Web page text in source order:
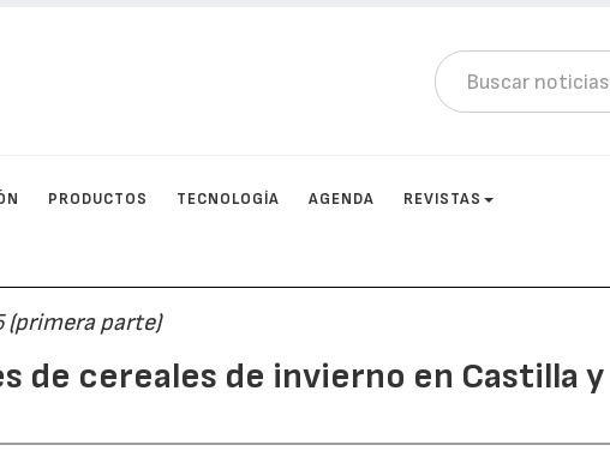
PRODUCTOS TECNOLOGÍA AGENDA REVISTAS
(primera parte)
de cereales de invierno en Castilla y